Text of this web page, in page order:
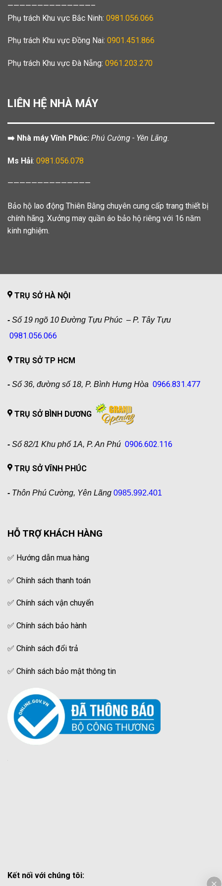
——————————————–
Phụ trách Khu vực Bắc Ninh: 0981.056.066
Phụ trách Khu vực Đồng Nai: 0901.451.866
Phụ trách Khu vực Đà Nẵng: 0961.203.270
LIÊN HỆ NHÀ MÁY
➡️ Nhà máy Vĩnh Phúc: Phú Cường - Yên Lãng.
Ms Hải: 0981.056.078
——————————————
Bảo hộ lao động Thiên Bằng chuyên cung cấp trang thiết bị
chính hãng. Xưởng may quần áo bảo hộ riêng với 16 năm
kinh nghiệm.
TRỤ SỞ HÀ NỘI
- Số 19 ngõ 10 Đường Tựu Phúc – P. Tây Tựu
0981.056.066
TRỤ SỞ TP HCM
- Số 36, đường số 18, P. Bình Hưng Hòa 0966.831.477
TRỤ SỞ BÌNH DƯƠNG
- Số 82/1 Khu phố 1A, P. An Phú 0906.602.116
TRỤ SỞ VĨNH PHÚC
- Thôn Phú Cường, Yên Lãng 0985.992.401
HỖ TRỢ KHÁCH HÀNG
✅ Hướng dẫn mua hàng
✅ Chính sách thanh toán
✅ Chính sách vận chuyển
✅ Chính sách bảo hành
✅ Chính sách đổi trả
✅ Chính sách bảo mật thông tin
Kết nối với chúng tôi: